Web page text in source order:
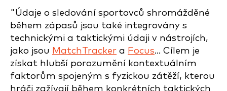
"Údaje o sledování sportovců shromážděné
během zápasů jsou také integrovány s
technickými a taktickými údaji v nástrojích,
jako jsou MatchTracker a Focus... Cílem je
získat hlubší porozumění kontextuálním
faktorům spojeným s fyzickou zátěží, kterou
hráči zažívají během konkrétních taktických